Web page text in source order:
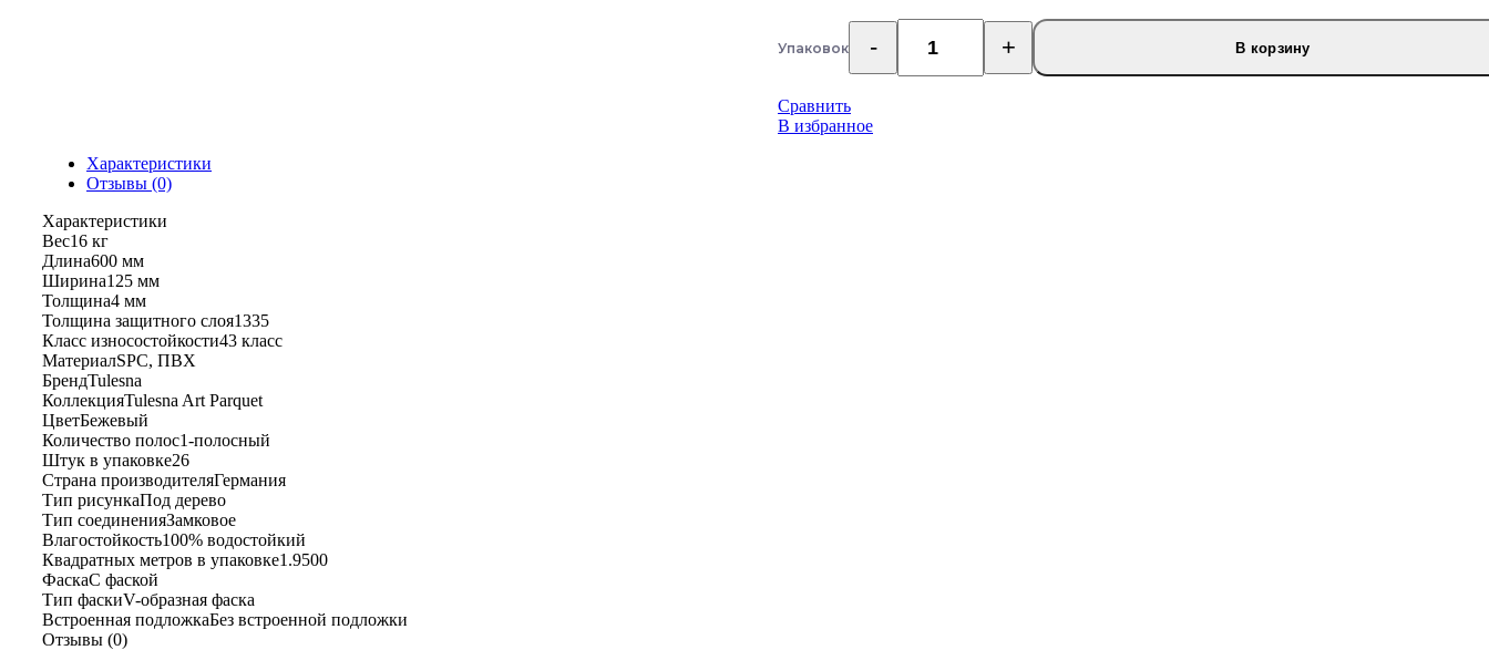
УпаковокКоличество
товара
SPC
ламинат
В корзину
Сравнить
В избранное
Характеристики
Отзывы (0)
Характеристики
Вес16 кг
Длина600 мм
Ширина125 мм
Толщина4 мм
Толщина защитного слоя1335
Класс износостойкости43 класс
МатериалSPC, ПВХ
БрендTulesna
КоллекцияTulesna Art Parquet
ЦветБежевый
Количество полос1-полосный
Штук в упаковке26
Страна производителяГермания
Тип рисункаПод дерево
Тип соединенияЗамковое
Влагостойкость100% водостойкий
Квадратных метров в упаковке1.9500
ФаскаС фаской
Тип фаскиV-образная фаска
Встроенная подложкаБез встроенной подложки
Отзывы (0)